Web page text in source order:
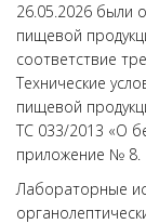
26.05.2026 были
пищевой
соответствие
Технические
пищевой
ТС 033/2013 «О
приложение № 8.
Лабораторные